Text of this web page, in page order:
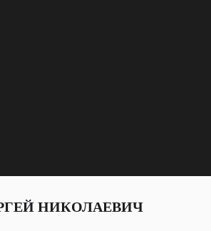
НИКОЛАЕВИЧ